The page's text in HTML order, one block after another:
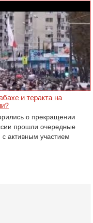
и теракта на
о прекращении
прошли очередные
активным участием